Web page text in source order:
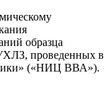
образца
проведенных в
(«НИЦ ВВА»).